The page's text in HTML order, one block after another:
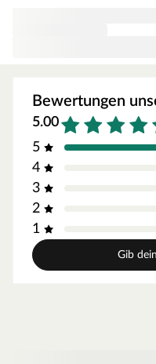
Bewertungen
5.00
5
4
3
2
1
Gib